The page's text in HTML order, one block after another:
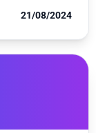
21/08/2024